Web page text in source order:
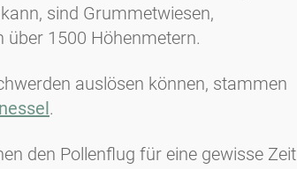
sind Grummetwiesen,
über 1500 Höhenmetern.
auslösen können, stammen
.
den Pollenflug für eine gewisse Zeit